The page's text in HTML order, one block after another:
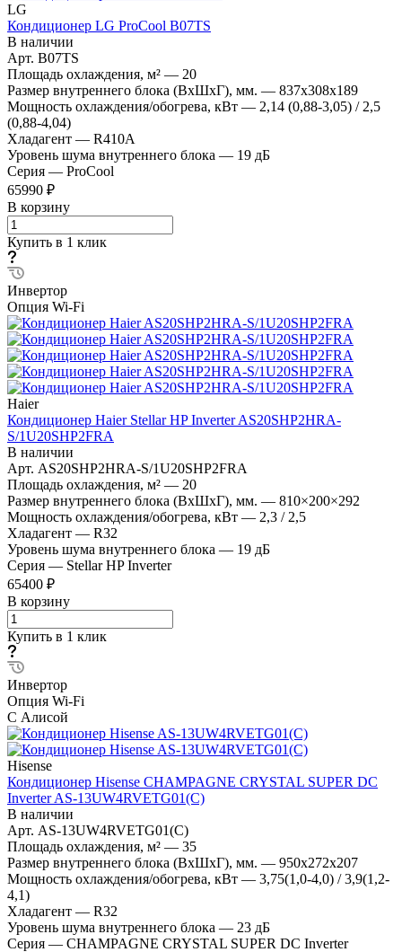
LG
Кондиционер LG ProCool B07TS
В наличии
Арт. B07TS
Площадь охлаждения, м² — 20
Размер внутреннего блока (ВхШхГ), мм. — 837х308х189
Мощность охлаждения/обогрева, кВт — 2,14 (0,88-3,05) / 2,5
(0,88-4,04)
Хладагент — R410A
Уровень шума внутреннего блока — 19 дБ
Серия — ProCool
65990 ₽
В корзину
Купить в 1 клик
Инвертор
Опция Wi-Fi
Haier
Кондиционер Haier Stellar HP Inverter AS20SHP2HRA-
S/1U20SHP2FRA
В наличии
Арт. AS20SHP2HRA-S/1U20SHP2FRA
Площадь охлаждения, м² — 20
Размер внутреннего блока (ВхШхГ), мм. — 810×200×292
Мощность охлаждения/обогрева, кВт — 2,3 / 2,5
Хладагент — R32
Уровень шума внутреннего блока — 19 дБ
Серия — Stellar HP Inverter
65400 ₽
В корзину
Купить в 1 клик
Инвертор
Опция Wi-Fi
С Алисой
Hisense
Кондиционер Hisense CHAMPAGNE CRYSTAL SUPER DC
Inverter AS-13UW4RVETG01(C)
В наличии
Арт. AS-13UW4RVETG01(C)
Площадь охлаждения, м² — 35
Размер внутреннего блока (ВхШхГ), мм. — 950x272x207
Мощность охлаждения/обогрева, кВт — 3,75(1,0-4,0) / 3,9(1,2-
4,1)
Хладагент — R32
Уровень шума внутреннего блока — 23 дБ
Серия — CHAMPAGNE CRYSTAL SUPER DC Inverter